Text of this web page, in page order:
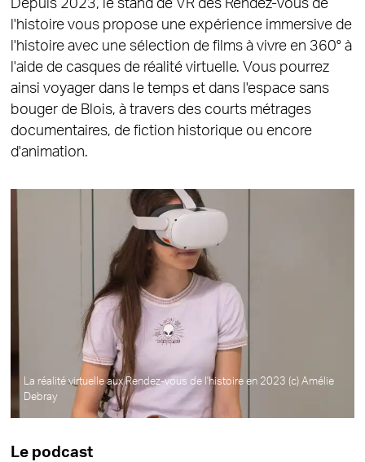
Depuis 2023, le stand de VR des Rendez-vous de
l'histoire vous propose une expérience immersive de
l'histoire avec une sélection de films à vivre en 360° à
l'aide de casques de réalité virtuelle. Vous pourrez
ainsi voyager dans le temps et dans l'espace sans
bouger de Blois, à travers des courts métrages
documentaires, de fiction historique ou encore
d'animation.
La réalité virtuelle aux Rendez-vous de l'histoire en 2023 (c) Amélie
Debray
Le podcast